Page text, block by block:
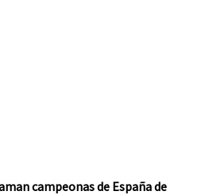
campeonas de España de